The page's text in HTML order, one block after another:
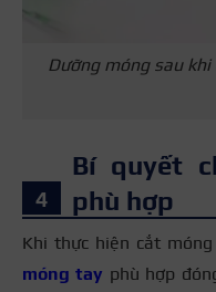
Dưỡng móng sau
Bí quyết
phù hợp
Khi thực hiện cắt
móng tay phù hợp